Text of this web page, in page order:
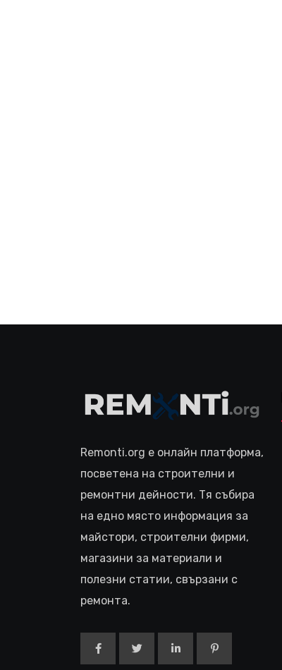
Remonti.org е онлайн платформа,
посветена на строителни и
ремонтни дейности. Тя събира
на едно място информация за
майстори, строителни фирми,
магазини за материали и
полезни статии, свързани с
ремонта.